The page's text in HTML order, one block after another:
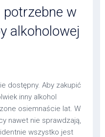
w
alkoholowej
dostępny. Aby zakupić
inny alkohol
osiemnaście lat. W
nawet nie sprawdzają,
wszystko jest